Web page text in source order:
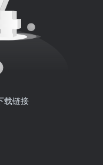
载链接